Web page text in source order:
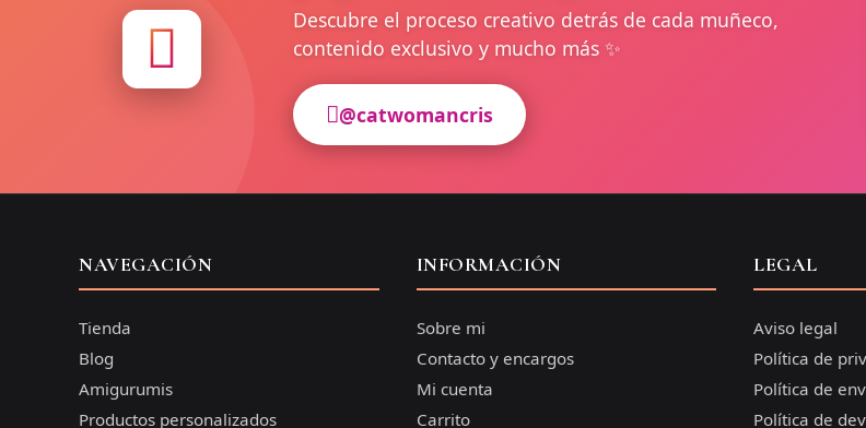
Descubre el proceso creativo detrás de cada muñeco,
contenido exclusivo y mucho más ✨
@catwomancris
NAVEGACIÓN
Tienda
Blog
Amigurumis
Productos personalizados
INFORMACIÓN
Sobre mi
Contacto y encargos
Mi cuenta
Carrito
LEGAL
Aviso legal
Política de
Política de
Política de